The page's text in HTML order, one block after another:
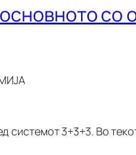
со
3+3+3. Во